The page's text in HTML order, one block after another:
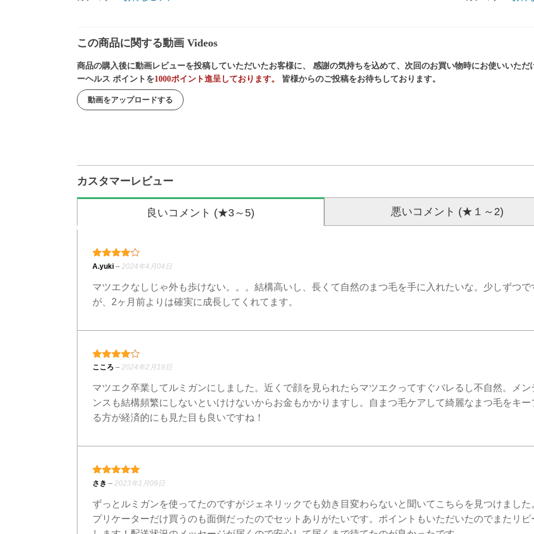
この商品に関する動画 Videos
商品の購入後に動画レビューを投稿していただいたお客様に、 感謝の気持ちを込めて、次回のお買い物時にお使いいただ
ーヘルス ポイントを1000ポイント進呈しております。 皆様からのご投稿をお待ちしております。
動画をアップロードする
カスタマーレビュー
良いコメント (★3～5) 悪いコメント (★１～2)
4段階中4の評価
A.yuki – 2024年4月04日
マツエクなしじゃ外も歩けない。。。結構高いし、長くて自然のまつ毛を手に入れたいな。少しずつで
が、2ヶ月前よりは確実に成長してくれてます。
4段階中4の評価
こころ – 2024年2月19日
マツエク卒業してルミガンにしました。近くで顔を見られたらマツエクってすぐバレるし不自然。メン
ンスも結構頻繁にしないといけけないからお金もかかりますし。自まつ毛ケアして綺麗なまつ毛をキー
る方が経済的にも見た目も良いですね！
5段階中5の評価
さき – 2023年1月09日
ずっとルミガンを使ってたのですがジェネリックでも効き目変わらないと聞いてこちらを見つけました
プリケーターだけ買うのも面倒だったのでセットありがたいです。ポイントもいただいたのでまたリピ